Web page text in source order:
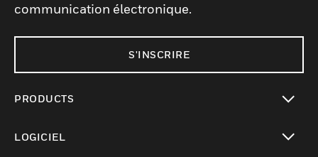
communication électronique.
S'INSCRIRE
PRODUCTS
LOGICIEL